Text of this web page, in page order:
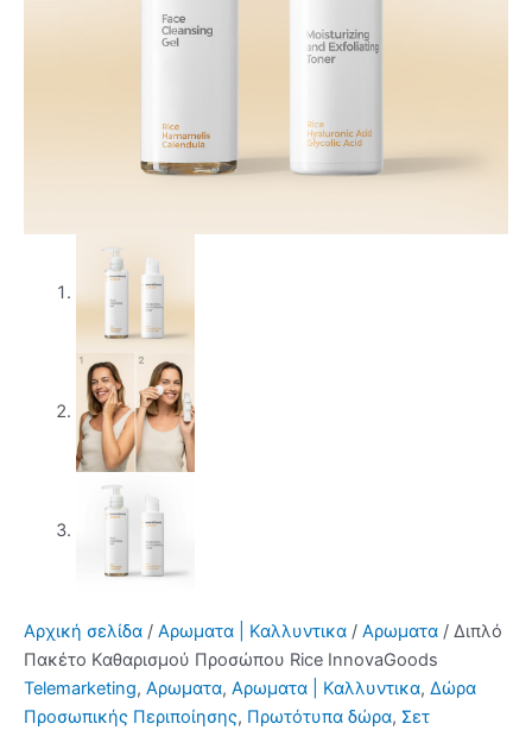
Αρχική σελίδα / Αρωματα | Καλλυντικα / Αρωματα / Διπλό
Πακέτο Καθαρισμού Προσώπου Rice InnovaGoods
Telemarketing, Αρωματα, Αρωματα | Καλλυντικα, Δώρα
Προσωπικής Περιποίησης, Πρωτότυπα δώρα, Σετ